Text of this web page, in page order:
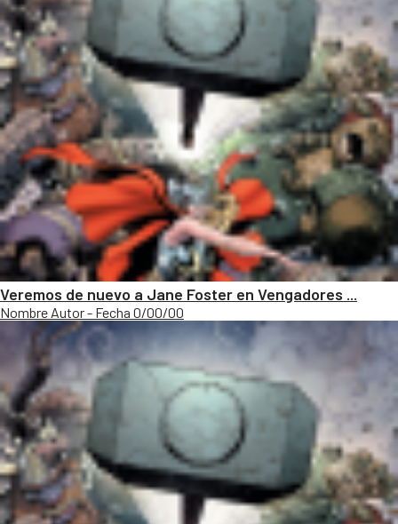
Veremos de nuevo a Jane Foster en Vengadores ...
Nombre Autor - Fecha 0/00/00